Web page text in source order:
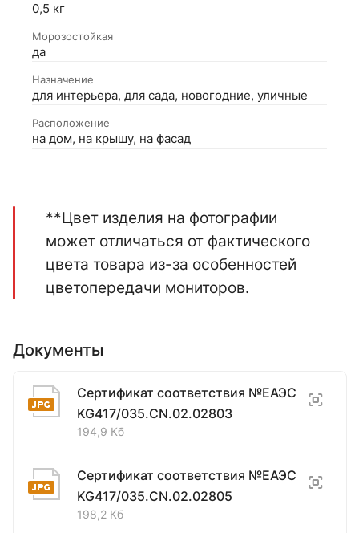
0,5 кг
Морозостойкая
да
Назначение
для интерьера, для сада, новогодние, уличные
Расположение
на дом, на крышу, на фасад
**Цвет изделия на фотографии
может отличаться от фактического
цвета товара из-за особенностей
цветопередачи мониторов.
Документы
Сертификат соответствия №ЕАЭС
KG417/035.CN.02.02803
194,9 Кб
Сертификат соответствия №ЕАЭС
KG417/035.CN.02.02805
198,2 Кб